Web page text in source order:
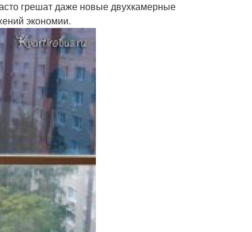
грешат даже новые двухкамерные
экономии.